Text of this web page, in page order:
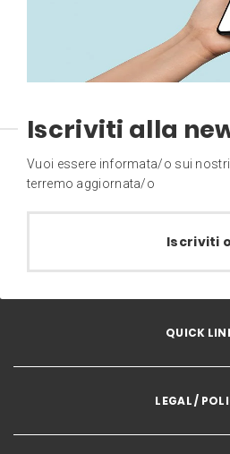
Iscriviti alla
Vuoi essere informata/o sui nostri
terremo aggiornata/o
Iscriviti
QUICK
LEGAL /